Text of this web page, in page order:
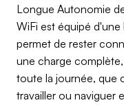
Longue Autonomie
WiFi est équipé
permet de rester
une charge
toute la journée, que
travailler ou naviguer